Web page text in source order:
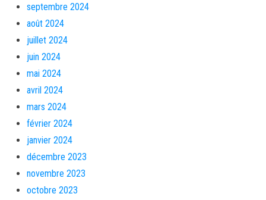
septembre 2024
août 2024
juillet 2024
juin 2024
mai 2024
avril 2024
mars 2024
février 2024
janvier 2024
décembre 2023
novembre 2023
octobre 2023